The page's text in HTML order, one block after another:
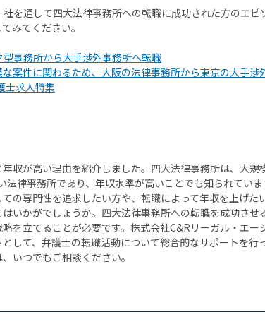
を通して四大法律事務所への転職に成功された方のエピ
みてください。
事務所から大手渉外事務所へ転職
案件に関わるため、大阪の法律事務所から東京の大手渉
士求人特集
収が高い理由を紹介しました。四大法律事務所は、大規
法律事務所であり、年収水準が高いことでも知られてい
の専門性を追求したい方や、転職によって年収を上げた
いかがでしょうか。四大法律事務所への転職を成功させ
を立てることが必要です。株式会社C&Rリーガル・エー
して、弁護士の転職活動について総合的なサポートを行
いつでもご相談ください。